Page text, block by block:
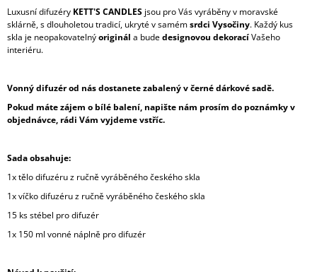
Luxusní difuzéry KETT'S CANDLES jsou pro Vás vyráběny v moravské
sklárně, s dlouholetou tradicí, ukryté v samémsrdci Vysočiny. Každý kus
skla je neopakovatelnýoriginál a budedesignovou dekoracíVašeho
interiéru.
Vonný difuzér od nás dostanete zabalený v černé dárkové sadě.
Pokud máte zájem o bílé balení, napište nám prosím do poznámky v
objednávce, rádi Vám vyjdeme vstříc.
Sada obsahuje:
1x tělo difuzéru z ručně vyráběného českého skla
1x víčko difuzéru z ručně vyráběného českého skla
15 ks stébel pro difuzér
1x 150 ml vonné náplně pro difuzér